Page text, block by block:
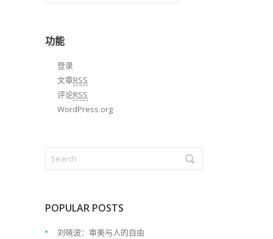
功能
登录
文章RSS
评论RSS
WordPress.org
POPULAR POSTS
刘晓波：审美与人的自由